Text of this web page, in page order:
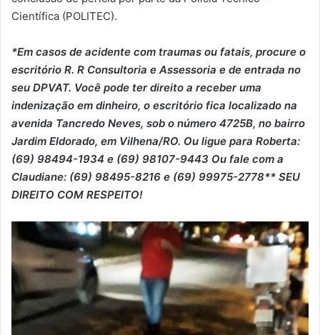
Científica (POLITEC).
*Em casos de acidente com traumas ou fatais, procure o
escritório R. R Consultoria e Assessoria e de entrada no
seu DPVAT. Você pode ter direito a receber uma
indenização em dinheiro, o escritório fica localizado na
avenida Tancredo Neves, sob o número 4725B, no bairro
Jardim Eldorado, em Vilhena/RO. Ou ligue para Roberta:
(69) 98494-1934 e (69) 98107-9443 Ou fale com a
Claudiane: (69) 98495-8216 e (69) 99975-2778** SEU
DIREITO COM RESPEITO!